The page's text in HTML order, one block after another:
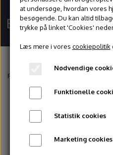
Forside
at undersøge, hvordan vores
besøgende. Du kan altid
trykke på linket 'Cookies'
Læs mere i vores cookiepolitik
Nødvendige
Funktionelle
Statistik cookies
Marketing cookies